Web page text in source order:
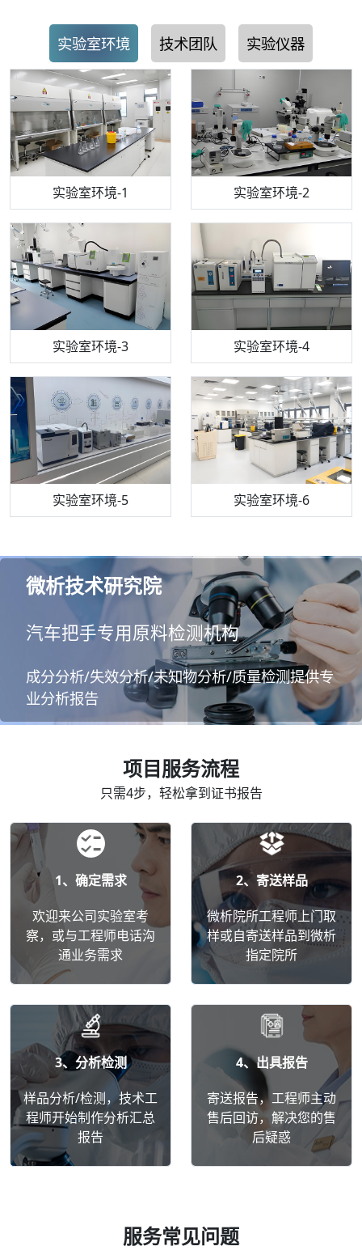
实验室环境 技术团队 实验仪器
实验室环境-1 实验室环境-2
实验室环境-3 实验室环境-4
实验室环境-5 实验室环境-6
机构质检技术员-1 机构质检技术员-2
机构质检技术员-3 机构质检技术员-4
机构质检技术员-5 机构质检技术员-6
步入式恒温恒湿试验箱 电感耦合等离子体光谱仪
高效液相色谱仪 流式细胞仪
气相色谱仪 万能力学试验仪
微析技术研究院
汽车把手专用原料检测机构
成分分析/失效分析/未知物分析/质量检测提供专
业分析报告
项目服务流程
只需4步，轻松拿到证书报告
1、确定需求
欢迎来公司实验室考
察，或与工程师电话沟
通业务需求
2、寄送样品
微析院所工程师上门取
样或自寄送样品到微析
指定院所
3、分析检测
样品分析/检测，技术工
程师开始制作分析汇总
报告
4、出具报告
寄送报告，工程师主动
售后回访，解决您的售
后疑惑
服务常见问题